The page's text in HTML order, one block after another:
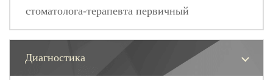
стоматолога-терапевта первичный
Диагностика